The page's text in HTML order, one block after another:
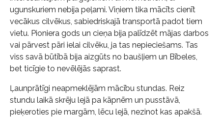
ugunskuriem nebija peļami. Viņiem tika mācīts cienīt
vecākus cilvēkus, sabiedriskajā transportā padot tiem
vietu. Pioniera gods un cieņa bija palīdzēt mājas darbos
vai pārvest pāri ielai cilvēku, ja tas nepieciešams. Tas
viss savā būtībā bija aizgūts no baušļiem un Bībeles,
bet ticīgie to nevēlējās saprast.
Ļaunprātīgi neapmeklējām mācību stundas. Reiz
stundu laikā skrēju lejā pa kāpnēm un pusstāvā,
pieķeroties pie margām, lēcu lejā, nezinot kas apakšā.